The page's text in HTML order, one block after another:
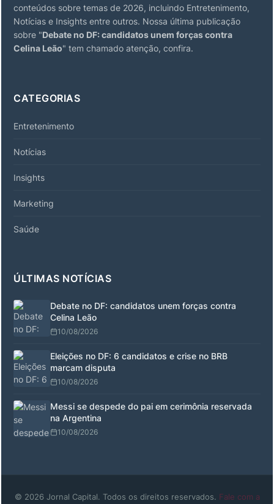
conteúdos sobre temas de 2026, incluindo Entretenimento,
Notícias e Insights entre outros. Nossa última publicação
sobre "Debate no DF: candidatos unem forças contra
Celina Leão" tem chamado atenção, confira.
CATEGORIAS
Entretenimento
Notícias
Insights
Marketing
Saúde
ÚLTIMAS NOTÍCIAS
Debate no DF: candidatos unem forças contra
Celina Leão
10/08/2026
Eleições no DF: 6 candidatos e crise no BRB
marcam disputa
10/08/2026
Messi se despede do pai em cerimônia reservada
na Argentina
10/08/2026
© 2026 Jornal Capital. Todos os direitos reservados. Fale com a